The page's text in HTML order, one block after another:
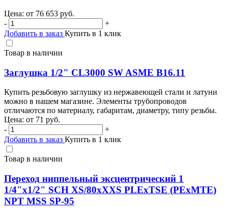
Цена: от 76 653 руб.
-
+
Добавить в заказ Купить в 1 клик
Товар в наличии
Заглушка 1/2" CL3000 SW ASME B16.11
Купить резьбовую заглушку из нержавеющей стали и латуни
можно в нашем магазине. Элементы трубопроводов
отличаются по материалу, габаритам, диаметру, типу резьбы.
Цена: от 71 руб.
-
+
Добавить в заказ Купить в 1 клик
Товар в наличии
Переход ниппельный эксцентрический 1
1/4"х1/2" SCH XS/80хXXS PLEхTSE (PEхMTE)
NPT MSS SP-95